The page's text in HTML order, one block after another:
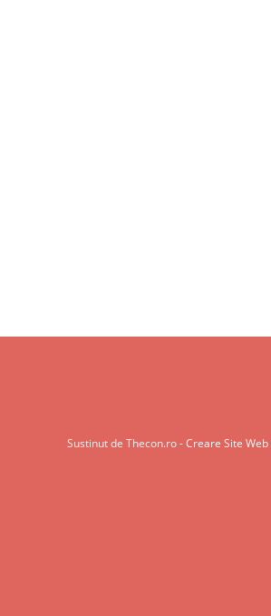
Sustinut de Thecon.ro -Creare Site Web